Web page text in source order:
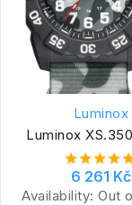
Luminox
Luminox
6 261 Kč
Availability: Out